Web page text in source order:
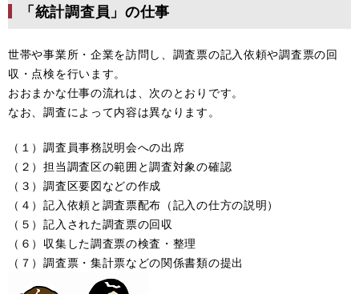
「統計調査員」の仕事
世帯や事業所・企業を訪問し、調査票の記入依頼や調査票の回
収・点検を行います。
おおまかな仕事の流れは、次のとおりです。
なお、調査によって内容は異なります。
（１）調査員事務説明会への出席
（２）担当調査区の範囲と調査対象の確認
（３）調査区要図などの作成
（４）記入依頼と調査票配布（記入の仕方の説明）
（５）記入された調査票の回収
（６）収集した調査票の検査・整理
（７）調査票・集計票などの関係書類の提出